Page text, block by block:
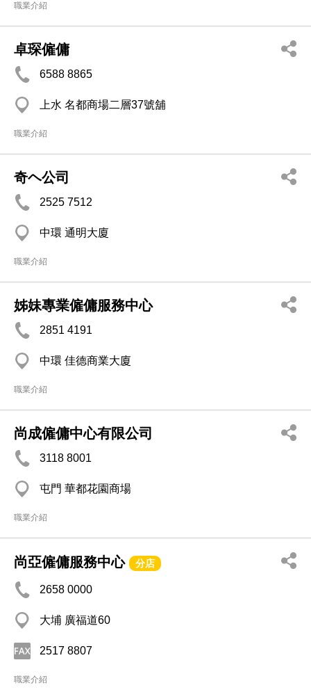
職業介紹
卓琛僱傭
6588 8865
上水 名都商場二層37號舖
職業介紹
奇ヘ公司
2525 7512
中環 通明大廈
職業介紹
姊妹專業僱傭服務中心
2851 4191
中環 佳德商業大廈
職業介紹
尚成僱傭中心有限公司
3118 8001
屯門 華都花園商場
職業介紹
尚亞僱傭服務中心 分店
2658 0000
大埔 廣福道60
2517 8807
職業介紹